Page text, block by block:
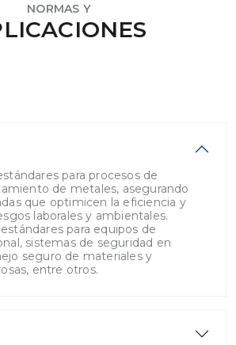
NORMAS Y
para procesos de
de metales, asegurando
que optimicen la eficiencia y
laborales y ambientales.
para equipos de
sistemas de seguridad en
seguro de materiales y
entre otros.